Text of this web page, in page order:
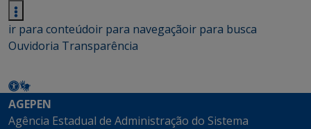
ir para conteúdoir para navegaçãoir para busca
Ouvidoria Transparência
AGEPEN
Agência Estadual de Administração do Sistema